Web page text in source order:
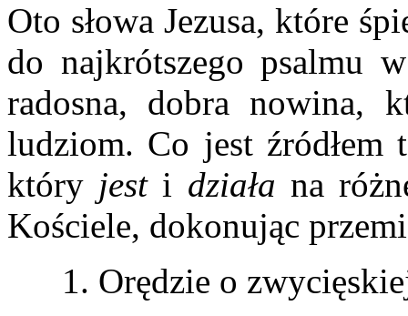
Oto słowa Jezusa, które
do najkrótszego psalmu
radosna, dobra nowina,
ludziom. Co jest źródłem
który jest i działa na
Kościele, dokonując
1. Orędzie o